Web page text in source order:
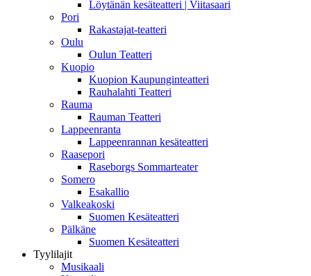
Löytänän kesäteatteri | Viitasaari
Pori
Rakastajat-teatteri
Oulu
Oulun Teatteri
Kuopio
Kuopion Kaupunginteatteri
Rauhalahti Teatteri
Rauma
Rauman Teatteri
Lappeenranta
Lappeenrannan kesäteatteri
Raasepori
Raseborgs Sommarteater
Somero
Esakallio
Valkeakoski
Suomen Kesäteatteri
Pälkäne
Suomen Kesäteatteri
Tyylilajit
Musikaali